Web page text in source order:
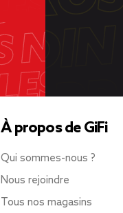
À propos de GiFi
Qui sommes-nous ?
Nous rejoindre
Tous nos magasins